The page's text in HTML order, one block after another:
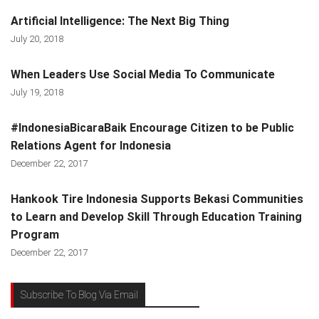
Artificial Intelligence: The Next Big Thing
July 20, 2018
When Leaders Use Social Media To Communicate
July 19, 2018
#IndonesiaBicaraBaik Encourage Citizen to be Public
Relations Agent for Indonesia
December 22, 2017
Hankook Tire Indonesia Supports Bekasi Communities
to Learn and Develop Skill Through Education Training
Program
December 22, 2017
Subscribe To Blog Via Email